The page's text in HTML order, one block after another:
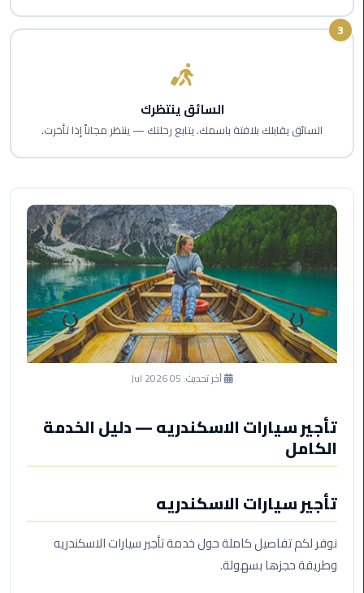
حجز
ليموزين
ليموزين
حجز
ليموزين
مرسى
مطروح
حجز
ليموزين
مطار
سفنكس
ليموزين
الغردقة
دهب
الى
القاهرة
والعكس
3
السائق ينتظرك
السائق يقابلك بلافتة باسمك. يتابع رحلتك — ينتظر مجاناً إذا تأخرت.
آخر تحديث: 05 Jul 2026
تأجير سيارات الاسكندريه — دليل الخدمة
الكامل
تأجير سيارات الاسكندريه
نوفر لكم تفاصيل كاملة حول خدمة تأجير سيارات الاسكندريه
وطريقة حجزها بسهولة.